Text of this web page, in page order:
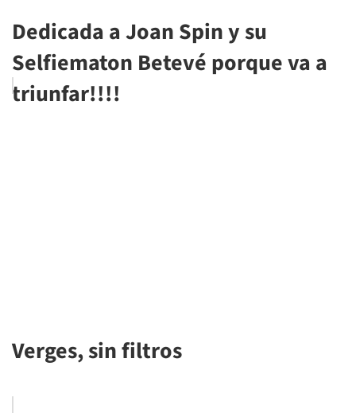
Dedicada a Joan Spin y su
Selfiematon Betevé porque va a
triunfar!!!!
Verges, sin filtros